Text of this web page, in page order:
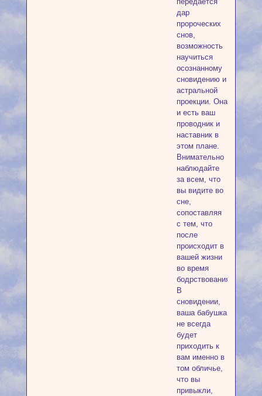
дар
пророческих
снов,
возможность
научиться
осознанному
сновидению и
астральной
проекции. Она
и есть ваш
проводник и
наставник в
этом плане.
Внимательно
наблюдайте
за всем, что
вы видите во
сне,
сопоставляя
с тем, что
после
происходит в
вашей жизни
во время
бодрствования.
В
сновидении,
ваша бабушка
не всегда
будет
приходить к
вам именно в
том обличье,
что вы
привыкли,